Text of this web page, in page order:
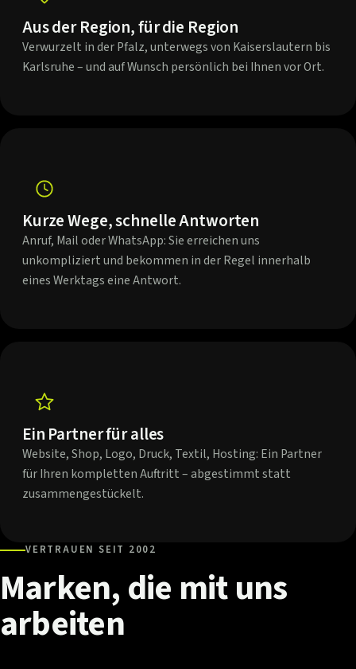
Aus der Region, für die Region
Verwurzelt in der Pfalz, unterwegs von Kaiserslautern bis
Karlsruhe – und auf Wunsch persönlich bei Ihnen vor Ort.
Kurze Wege, schnelle Antworten
Anruf, Mail oder WhatsApp: Sie erreichen uns
unkompliziert und bekommen in der Regel innerhalb
eines Werktags eine Antwort.
Ein Partner für alles
Website, Shop, Logo, Druck, Textil, Hosting: Ein Partner
für Ihren kompletten Auftritt – abgestimmt statt
zusammengestückelt.
VERTRAUEN SEIT 2002
Marken,die mituns
arbeiten